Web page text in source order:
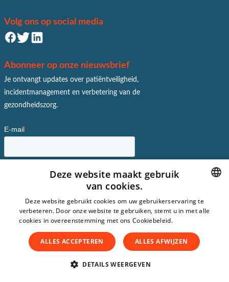
Volg ons op social media
Abonneer op onze nieuwsbrief
Je ontvangt updates over patiëntveiligheid,
incidentmanagement en verbetering van de
gezondheidszorg.
DUTCH
ENGLISH
SPANISH
Deze website maakt gebruik
van cookies.
Deze website gebruikt cookies om uw gebruikerservaring te
verbeteren. Door onze website te gebruiken, stemt u in met alle
cookies in overeenstemming met ons Cookiebeleid.
ALLES ACCEPTEREN ALLES AFWIJZEN
DETAILS WEERGEVEN